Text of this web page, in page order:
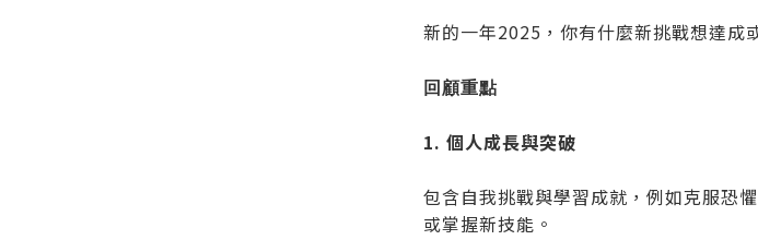
新的一年2025，你有什麼新挑戰想達成
回顧重點
1. 個人成長與突破
包含自我挑戰與學習成就，例如克服恐
或掌握新技能。